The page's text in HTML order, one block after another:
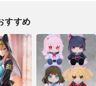
すすめ